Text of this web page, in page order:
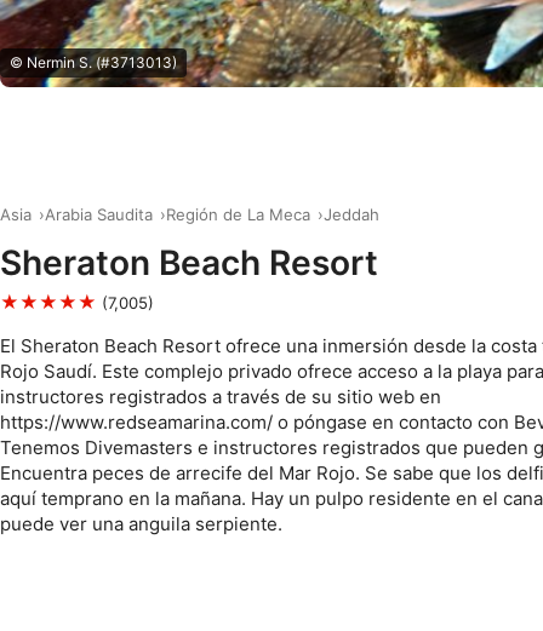
© Nermin S. (#3713013)
Asia Arabia Saudita Región de La Meca Jeddah
Sheraton Beach Resort
★★★★★ (7,005)
El Sheraton Beach Resort ofrece una inmersión desde la
Rojo Saudí. Este complejo privado ofrece acceso a la playa
instructores registrados a través de su sitio web en
https://www.redseamarina.com/ o póngase en contacto con
Tenemos Divemasters e instructores registrados que pueden
Encuentra peces de arrecife del Mar Rojo. Se sabe que los
aquí temprano en la mañana. Hay un pulpo residente en el
puede ver una anguila serpiente.